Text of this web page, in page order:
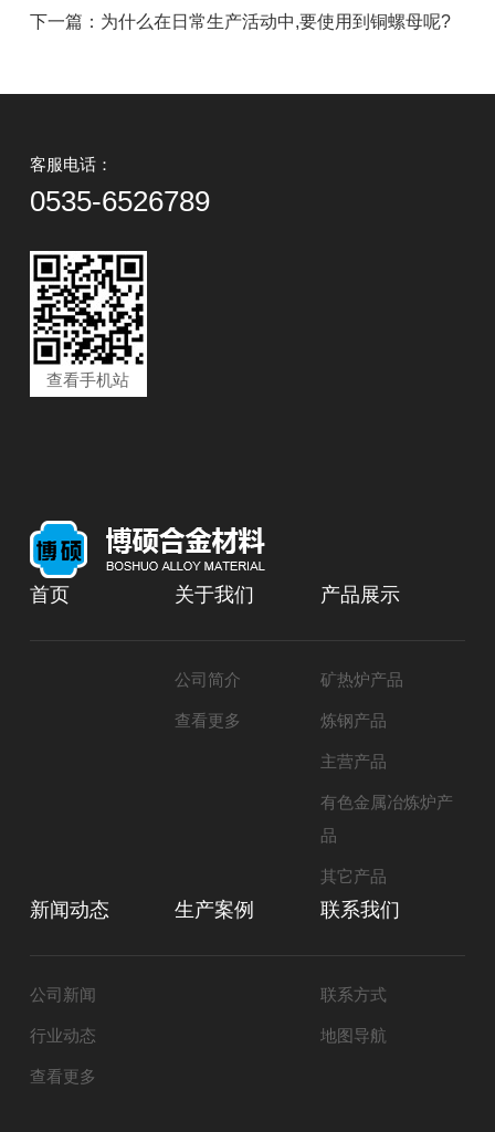
下一篇：为什么在日常生产活动中,要使用到铜螺母呢?
客服电话：
0535-6526789
查看手机站
首页 关于我们
公司简介
查看更多
产品展示
矿热炉产品
炼钢产品
主营产品
有色金属冶炼炉产
品
其它产品
新闻动态
公司新闻
行业动态
查看更多
生产案例 联系我们
联系方式
地图导航